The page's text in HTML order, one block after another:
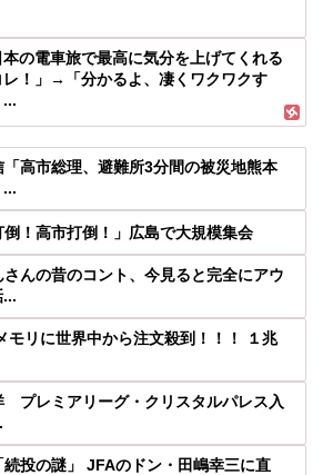
の電車旅で最高に気分を上げてくれる
レ！」→「分かるよ、凄くワクワクす
...
「高市総理、避難所3分間の被災地熊本
！高市打倒！」広島で大規模集会
さんの昔のコント、今見ると完全にアウ
...
モリに世界中から注文殺到！！！ １兆
プレミアリーグ・クリスタルパレス入
続投の謎」 JFAのドン・田嶋幸三に直